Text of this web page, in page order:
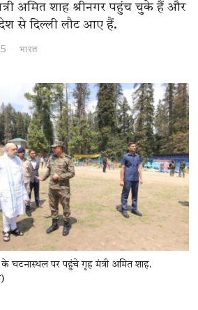
अमित शाह श्रीनगर पहुंच चुके हैं और
से दिल्ली लौट आए हैं.
भारत
पर पहुंचे गृह मंत्री अमित शाह.